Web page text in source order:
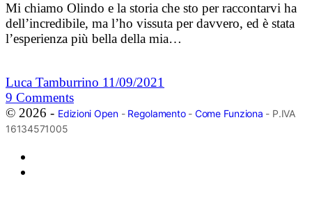
Mi chiamo Olindo e la storia che sto per raccontarvi ha
dell’incredibile, ma l’ho vissuta per davvero, ed è stata
l’esperienza più bella della mia…
Luca Tamburrino 11/09/2021
9 Comments
© 2026 - Edizioni Open- Regolamento- Come Funziona - P.IVA
16134571005